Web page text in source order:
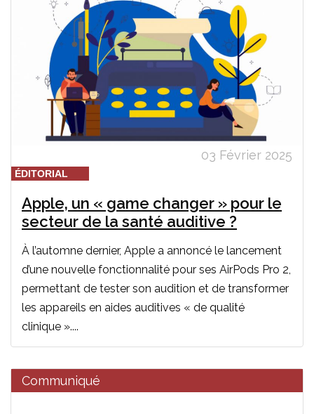
03 Février 2025
ÉDITORIAL
Apple, un « game changer » pour le
secteur de la santé auditive ?
À l’automne dernier, Apple a annoncé le lancement
d’une nouvelle fonctionnalité pour ses AirPods Pro 2,
permettant de tester son audition et de transformer
les appareils en aides auditives « de qualité
clinique »....
Communiqué